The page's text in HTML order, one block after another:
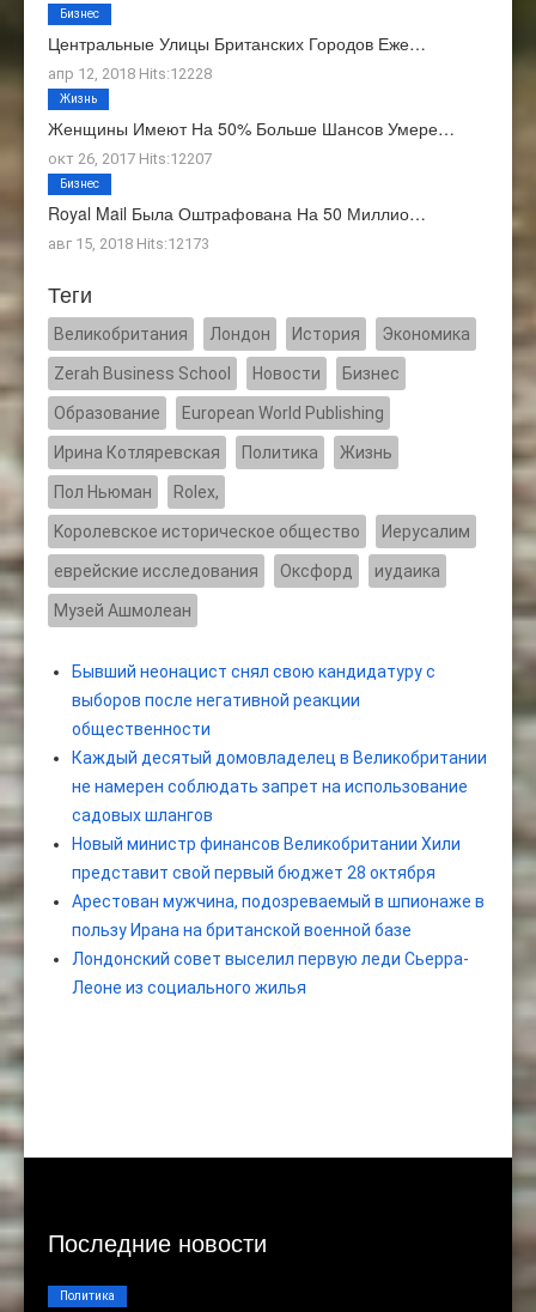
Центральные Улицы Британских Городов Еже…
апр 12, 2018 Hits:12228
Бизнес
Женщины Имеют На 50% Больше Шансов Умере…
окт 26, 2017 Hits:12207
Жизнь
Royal Mail Была Оштрафована На 50 Миллио…
авг 15, 2018 Hits:12173
Бизнес
Теги
Великобритания Лондон История Экономика
Zerah Business School Новости Бизнес
Образование European World Publishing
Ирина Котляревская Политика Жизнь
Пол Ньюман Rolex,
Kоролевское историческое общество Иерусалим
еврейские исследования Оксфорд иудаика
Музей Ашмолеан
Бывший неонацист снял свою кандидатуру с
выборов после негативной реакции
общественности
Каждый десятый домовладелец в Великобритании
не намерен соблюдать запрет на использование
садовых шлангов
Новый министр финансов Великобритании Хили
представит свой первый бюджет 28 октября
Арестован мужчина, подозреваемый в шпионаже в
пользу Ирана на британской военной базе
Лондонский совет выселил первую леди Сьерра-
Леоне из социального жилья
Последние новости
Политика